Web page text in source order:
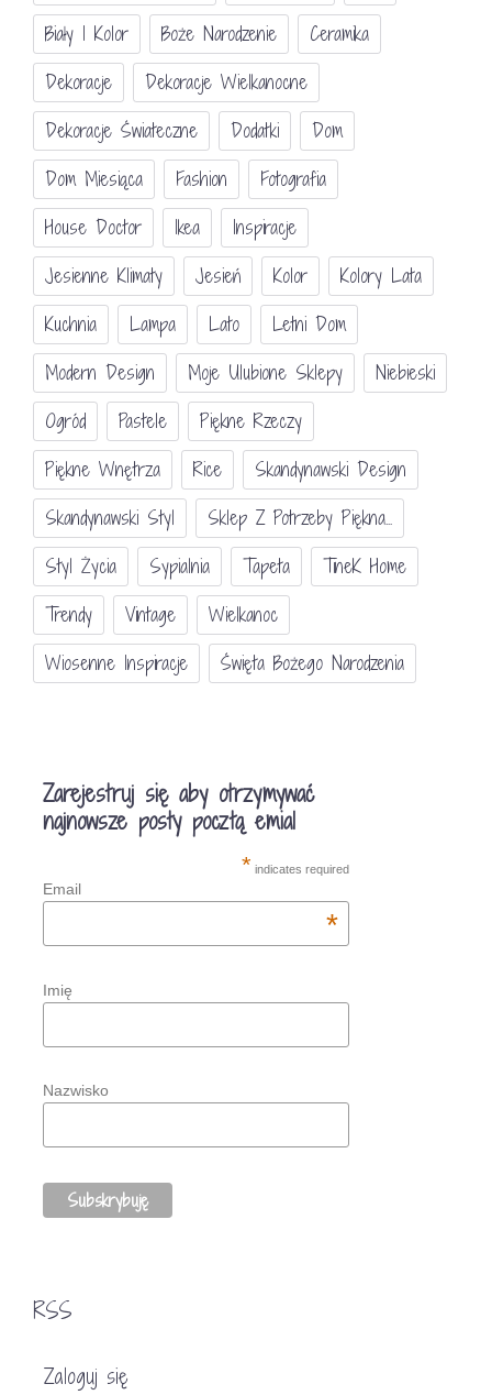
Biały I Kolor
Boże Narodzenie
Ceramika
Dekoracje
Dekoracje Wielkanocne
Dekoracje Świateczne
Dodatki
Dom
Dom Miesiąca
Fashion
Fotografia
House Doctor
Ikea
Inspiracje
Jesienne Klimaty
Jesień Kolor
Kolory Lata
Kuchnia
Lampa Lato
Letni Dom
Modern Design
Moje Ulubione Sklepy
Niebieski
Ogród
Pastele
Piękne Rzeczy
Piękne Wnętrza
Rice
Skandynawski Design
Skandynawski Styl
Sklep Z Potrzeby Piękna...
Styl Życia
Sypialnia Tapeta
TineK Home
Trendy
Vintage
Wielkanoc
Wiosenne Inspiracje
Święta Bożego Narodzenia
Zarejestruj się aby otrzymywać
najnowsze posty pocztą emial
* indicates required
Email
*
Imię
Nazwisko
RSS
Zaloguj się